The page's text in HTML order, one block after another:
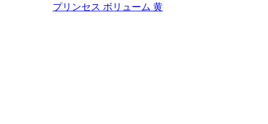
プリンセス ボリューム 黄